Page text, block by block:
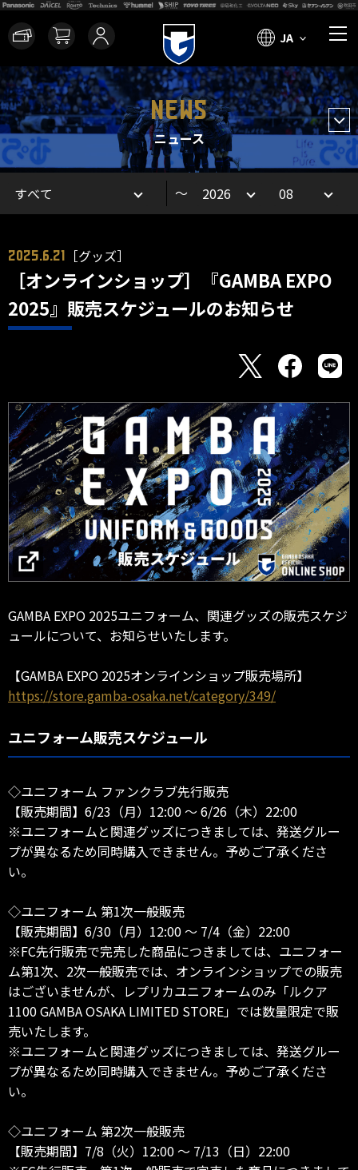
JA
NEWS
ニュース
～
2025.6.21 ［グッズ］
［オンラインショップ］『GAMBA EXPO
2025』販売スケジュールのお知らせ
GAMBA EXPO 2025ユニフォーム、関連グッズの販売スケジ
ュールについて、お知らせいたします。
【GAMBA EXPO 2025オンラインショップ販売場所】
https://store.gamba-osaka.net/category/349/
ユニフォーム販売スケジュール
◇ユニフォーム ファンクラブ先行販売
【販売期間】6/23（月）12:00 ～ 6/26（木）22:00
※ユニフォームと関連グッズにつきましては、発送グルー
プが異なるため同時購入できません。予めご了承くださ
い。
◇ユニフォーム 第1次一般販売
【販売期間】6/30（月）12:00 ～ 7/4（金）22:00
※FC先行販売で完売した商品につきましては、ユニフォー
ム第1次、2次一般販売では、オンラインショップでの販売
はございませんが、レプリカユニフォームのみ「ルクア
1100 GAMBA OSAKA LIMITED STORE」では数量限定で販
売いたします。
※ユニフォームと関連グッズにつきましては、発送グルー
プが異なるため同時購入できません。予めご了承くださ
い。
◇ユニフォーム 第2次一般販売
【販売期間】7/8（火）12:00 ～ 7/13（日）22:00